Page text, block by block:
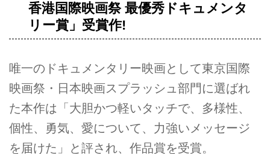
香港国際映画祭 最優秀ドキュメンタ
リー賞」受賞作!
唯一のドキュメンタリー映画として東京国際
映画祭・日本映画スプラッシュ部門に選ばれ
た本作は「大胆かつ軽いタッチで、多様性、
個性、勇気、愛について、力強いメッセージ
を届けた」と評され、作品賞を受賞。